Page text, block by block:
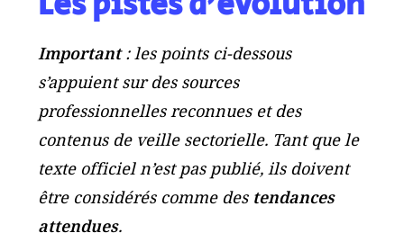
Important: les points ci-dessous
s’appuient sur des sources
professionnelles reconnues et des
contenus de veille sectorielle. Tant que le
texte officiel n’est pas publié, ils doivent
être considérés comme des tendances
attendues.